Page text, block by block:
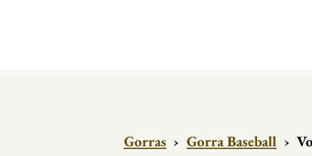
Gorras › Gorra Baseball ›